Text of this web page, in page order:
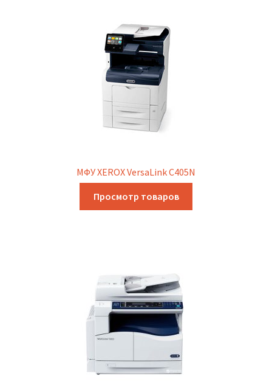
МФУ XEROX VersaLink C405N
Просмотр товаров